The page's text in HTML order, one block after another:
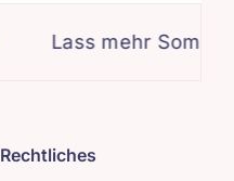
Lass mehr Sommer
Rechtliches